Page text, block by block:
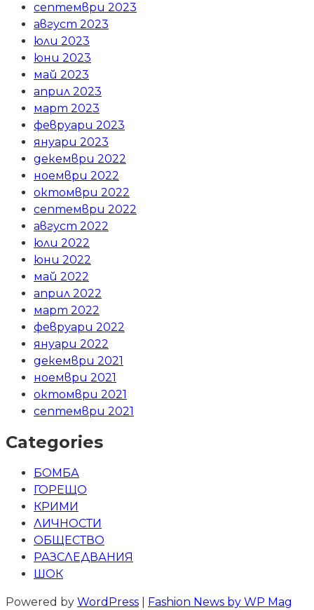
септември 2023
август 2023
юли 2023
юни 2023
май 2023
април 2023
март 2023
февруари 2023
януари 2023
декември 2022
ноември 2022
октомври 2022
септември 2022
август 2022
юли 2022
юни 2022
май 2022
април 2022
март 2022
февруари 2022
януари 2022
декември 2021
ноември 2021
октомври 2021
септември 2021
Categories
БОМБА
ГОРЕЩО
КРИМИ
ЛИЧНОСТИ
ОБЩЕСТВО
РАЗСЛЕДВАНИЯ
ШОК
Powered by WordPress
Fashion News by WP Mag